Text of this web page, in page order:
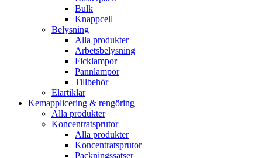
Bulk
Knappcell
Belysning
Alla produkter
Arbetsbelysning
Ficklampor
Pannlampor
Tillbehör
Elartiklar
Kemapplicering & rengöring
Alla produkter
Koncentratsprutor
Alla produkter
Koncentratsprutor
Packningssatser